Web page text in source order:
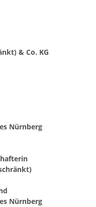
& Co. KG
Nürnberg
Nürnberg